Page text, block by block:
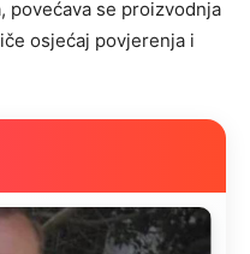
povećava se proizvodnja
osjećaj povjerenja i